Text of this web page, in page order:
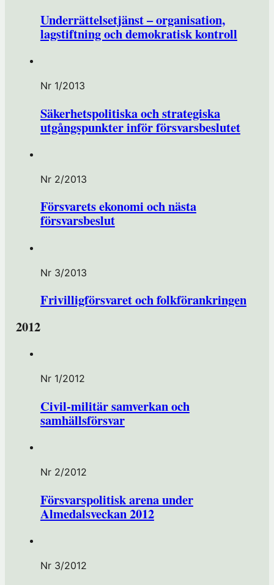
Underrättelsetjänst – organisation,
lagstiftning och demokratisk kontroll
Nr 1/2013
Säkerhetspolitiska och strategiska
utgångspunkter inför försvarsbeslutet
Nr 2/2013
Försvarets ekonomi och nästa
försvarsbeslut
Nr 3/2013
Frivilligförsvaret och folkförankringen
2012
Nr 1/2012
Civil-militär samverkan och
samhällsförsvar
Nr 2/2012
Försvarspolitisk arena under
Almedalsveckan 2012
Nr 3/2012